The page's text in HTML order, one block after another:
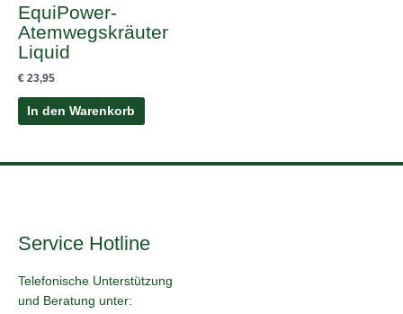
EquiPower-
Atemwegskräuter
Liquid
€ 23,95
In den Warenkorb
Service Hotline
Telefonische Unterstützung
und Beratung unter: